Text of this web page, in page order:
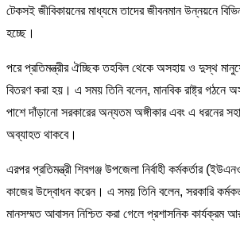
টেকসই জীবিকায়নের মাধ্যমে তাদের জীবনমান উন্নয়নে
হচ্ছে।
পরে প্রতিমন্ত্রীর ঐচ্ছিক তহবিল থেকে অসহায় ও দুস্থ
বিতরণ করা হয়। এ সময় তিনি বলেন, মানবিক রাষ্ট্র গঠনে
পাশে দাঁড়ানো সরকারের অন্যতম অঙ্গীকার এবং এ ধরনের
অব্যাহত থাকবে।
এরপর প্রতিমন্ত্রী শিবগঞ্জ উপজেলা নির্বাহী কর্মকর্তার
কাজের উদ্বোধন করেন। এ সময় তিনি বলেন, সরকারি
মানসম্মত আবাসন নিশ্চিত করা গেলে প্রশাসনিক কার্যক্রম